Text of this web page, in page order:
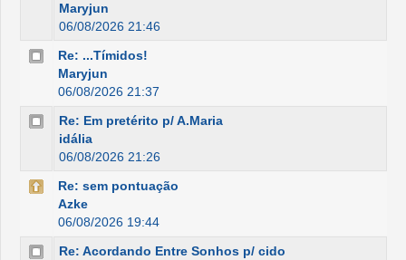
Maryjun
06/08/2026 21:46
Re: ...Tímidos!
Maryjun
06/08/2026 21:37
Re: Em pretérito p/ A.Maria
idália
06/08/2026 21:26
Re: sem pontuação
Azke
06/08/2026 19:44
Re: Acordando Entre Sonhos p/ cido